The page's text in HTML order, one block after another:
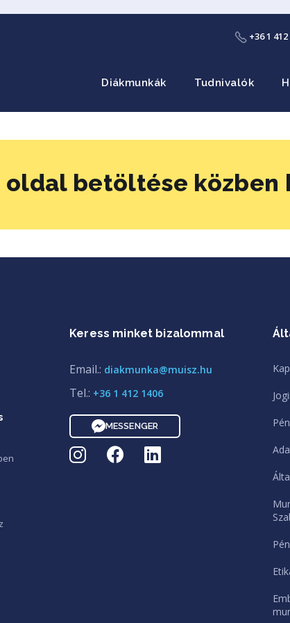
+36 1
Diákmunkák Tudnivalók
oldal betöltése
Keress minket bizalommal
Email.: diakmunka@muisz.hu
Tel.: +36 1 412 1406
MESSENGER